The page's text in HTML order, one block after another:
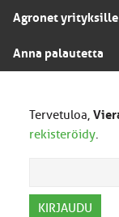
Agronet yrityksille
Anna palautetta
Tervetuloa,
rekisteröidy.